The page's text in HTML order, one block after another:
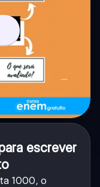
escrever
1000, o